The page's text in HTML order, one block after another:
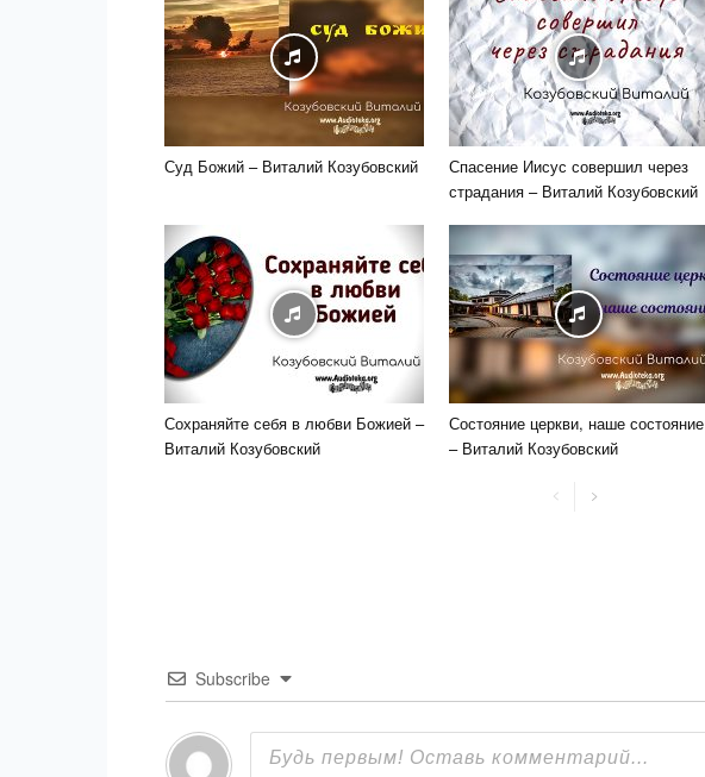
Суд Божий – Виталий Козубовский
Спасение Иисус совершил через
страдания – Виталий Козубовский
Сохраняйте себя в любви Божией –
Виталий Козубовский
Состояние церкви, наше состояние
– Виталий Козубовский
Subscribe